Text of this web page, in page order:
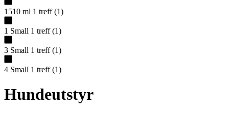
1510 ml 1 treff (1)
1 Small 1 treff (1)
3 Small 1 treff (1)
4 Small 1 treff (1)
Hundeutstyr